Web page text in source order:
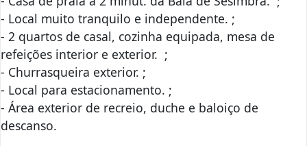
- Local muito tranquilo e independente. ;
- 2 quartos de casal, cozinha equipada, mesa de
refeições interior e exterior. ;
- Churrasqueira exterior. ;
- Local para estacionamento. ;
- Área exterior de recreio, duche e baloiço de
descanso.